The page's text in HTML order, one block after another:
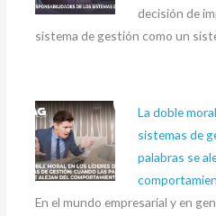
decisión de
sistema de gestión como un
La doble
sistemas de
palabras se
En el mundo empresarial y en